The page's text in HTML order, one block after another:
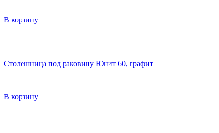
В корзину
Столешница под раковину Юнит 60, графит
В корзину